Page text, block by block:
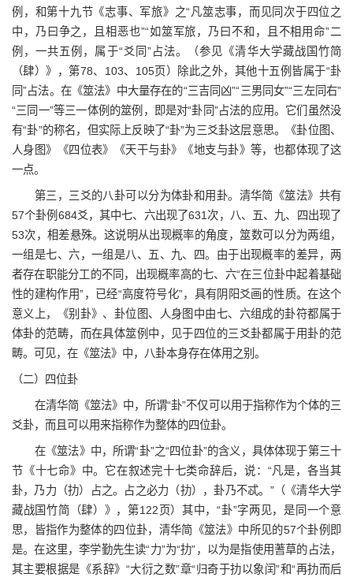
例，和第十九节《志事、军旅》之“凡筮志事，而见同次于四位之
中，乃曰争之，且相恶也”“如筮军旅，乃曰不和，且不相用命”二
例，一共五例，属于“爻同”占法。（参见《清华大学藏战国竹简
（肆）》，第78、103、105页）除此之外，其他十五例皆属于“卦
同”占法。在《筮法》中大量存在的“三吉同凶”“三男同女”“三左同右”
“三同一”等三一体例的筮例，即是对“卦同”占法的应用。它们虽然没
有“卦”的称名，但实际上反映了“卦”为三爻卦这层意思。《卦位图、
人身图》《四位表》《天干与卦》《地支与卦》等，也都体现了这
一点。
第三，三爻的八卦可以分为体卦和用卦。清华简《筮法》共有
57个卦例684爻，其中七、六出现了631次，八、五、九、四出现了
53次，相差悬殊。这说明从出现概率的角度，筮数可以分为两组，
一组是七、六，一组是八、五、九、四。由于出现概率的差异，两
者存在职能分工的不同，出现概率高的七、六“在三位卦中起着基础
性的建构作用”，已经“高度符号化”，具有阴阳爻画的性质。在这个
意义上，《别卦》、卦位图、人身图中由七、六组成的卦符都属于
体卦的范畴，而在具体筮例中，见于四位的三爻卦都属于用卦的范
畴。可见，在《筮法》中，八卦本身存在体用之别。
（二）四位卦
在清华简《筮法》中，所谓“卦”不仅可以用于指称作为个体的三
爻卦，而且可以用来指称作为整体的四位卦。
在《筮法》中，所谓“卦”之“四位卦”的含义，具体体现于第三十
节《十七命》中。它在叙述完十七类命辞后，说：“凡是，各当其
卦，乃力（扐）占之。占之必力（扐），卦乃不忒。”（《清华大学
藏战国竹简（肆）》，第122页）其中，“卦”字两见，是同一个意
思，皆指作为整体的四位卦，清华简《筮法》中所见的57个卦例即
是。在这里，李学勤先生读“力”为“扐”，以为是指使用蓍草的占法，
其主要根据是《系辞》“大衍之数”章“归奇于扐以象闰”和“再扐而后